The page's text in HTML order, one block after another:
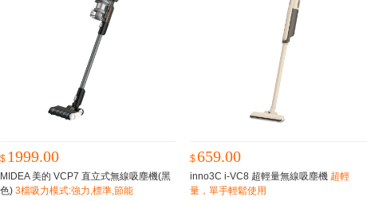
$ 1999.00
MIDEA 美的 VCP7 直立式無線吸塵機(黑
色) 3檔吸力模式:強力,標準,節能
$659.00
inno3C i-VC8 超輕量無線吸塵機 超輕
量，單手輕鬆使用